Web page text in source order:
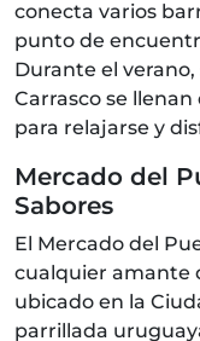
conecta varios
punto de
Durante el
Carrasco se
para relajarse y
Mercado del
Sabores
El Mercado del
cualquier amante
ubicado en la
parrillada